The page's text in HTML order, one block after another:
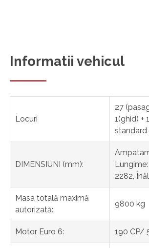
Informatii vehicul
Locuri
27
1(ghid) +
standard
DIMENSIUNI (mm):
2282,
Masa totală maximă
autorizată:
9800 kg
Motor Euro 6: 190 CP/